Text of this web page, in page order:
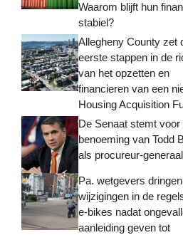
Waarom blijft hun
stabiel?
Allegheny County zet
eerste stappen in de
van het opzetten en
financieren van een
Housing Acquisition
De Senaat stemt voor
benoeming van Todd
als procureur-generaal
Pa. wetgevers
wijzigingen in de
e-bikes nadat
aanleiding geven tot